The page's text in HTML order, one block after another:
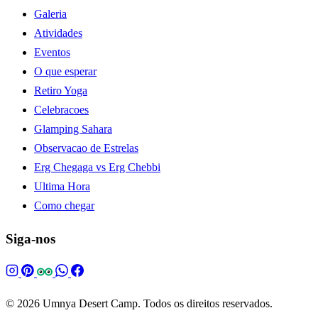
Galeria
Atividades
Eventos
O que esperar
Retiro Yoga
Celebracoes
Glamping Sahara
Observacao de Estrelas
Erg Chegaga vs Erg Chebbi
Ultima Hora
Como chegar
Siga-nos
© 2026 Umnya Desert Camp. Todos os direitos reservados.